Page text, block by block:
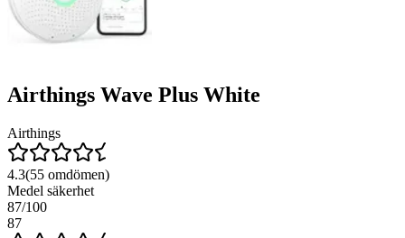
Airthings Wave Plus White
Airthings
4.3(55 omdömen)
Medel säkerhet
87/100
87